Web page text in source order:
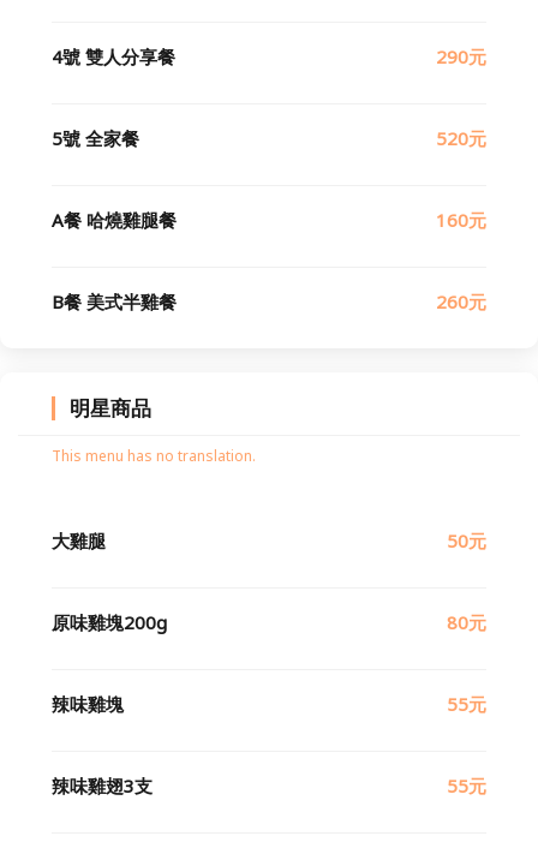
4號 雙人分享餐 290元
5號 全家餐 520元
A餐 哈燒雞腿餐 160元
B餐 美式半雞餐 260元
明星商品
This menu has no translation.
大雞腿 50元
原味雞塊200g 80元
辣味雞塊 55元
辣味雞翅3支 55元